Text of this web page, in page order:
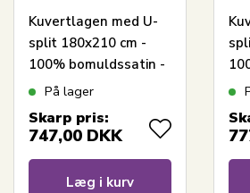
Kuvertlagen med U-
split 180x210 cm -
100% bomuldssatin -
Splitlængde 70 cm -
topmadras - Borås
På lager
Skarp pris:
747,00 DKK
Læg i kurv